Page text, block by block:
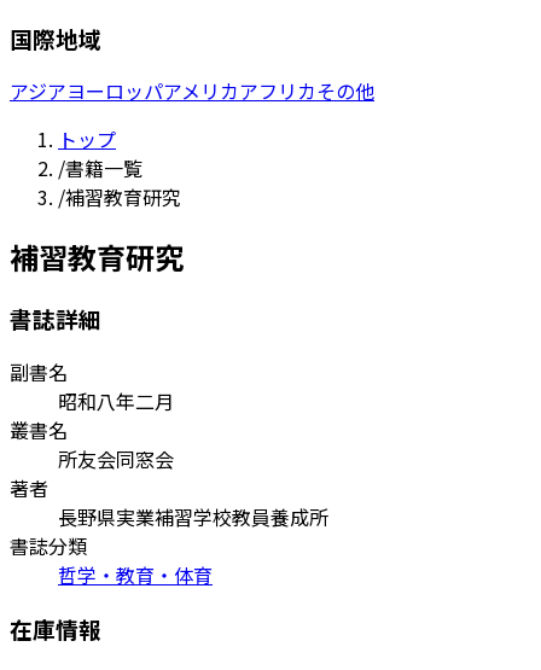
国際地域
アジアヨーロッパアメリカアフリカその他
トップ
/書籍一覧
/補習教育研究
補習教育研究
書誌詳細
副書名
昭和八年二月
叢書名
所友会同窓会
著者
長野県実業補習学校教員養成所
書誌分類
哲学・教育・体育
在庫情報